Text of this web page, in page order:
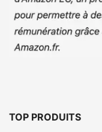
TOP PRODUITS